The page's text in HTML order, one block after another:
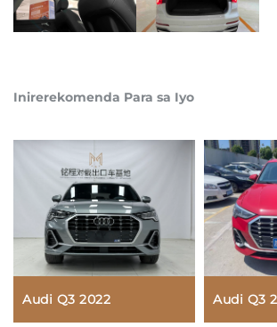
Inirerekomenda Para sa Iyo
Audi Q3 2022 Audi Q3